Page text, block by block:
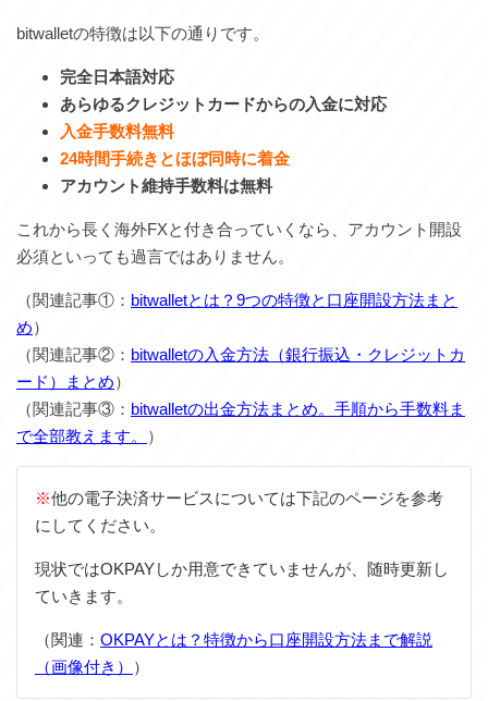
bitwalletの特徴は以下の通りです。
完全日本語対応
あらゆるクレジットカードからの入金に対応
入金手数料無料
24時間手続きとほぼ同時に着金
アカウント維持手数料は無料
これから長く海外FXと付き合っていくなら、アカウント開設
必須といっても過言ではありません。
（関連記事①： bitwalletとは？9つの特徴と口座開設方法まと
め）
（関連記事②： bitwalletの入金方法（銀行振込・クレジットカ
ード）まとめ）
（関連記事③： bitwalletの出金方法まとめ。手順から手数料ま
で全部教えます。
）
※他の電子決済サービスについては下記のページを参考
にしてください。
現状ではOKPAYしか用意できていませんが、随時更新し
ていきます。
（関連： OKPAYとは？特徴から口座開設方法まで解説
（画像付き）
）